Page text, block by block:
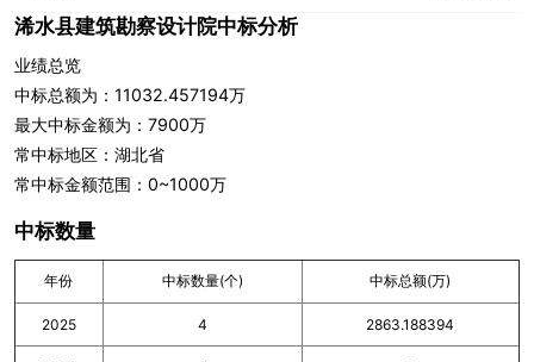
浠水县建筑勘察设计院中标分析
业绩总览
中标总额为：11032.457194万
最大中标金额为：7900万
常中标地区：湖北省
常中标金额范围：0~1000万
中标数量
年份 中标数量(个) 中标总额(万)
2025 4 2863.188394